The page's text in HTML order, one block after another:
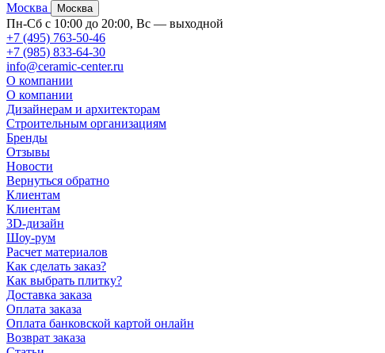
Москва
Москва
Пн-Сб с 10:00 до 20:00, Вс — выходной
+7 (495) 763-50-46
+7 (985) 833-64-30
info@ceramic-center.ru
О компании
О компании
Дизайнерам и архитекторам
Строительным организациям
Бренды
Отзывы
Новости
Вернуться обратно
Клиентам
Клиентам
3D-дизайн
Шоу-рум
Расчет материалов
Как сделать заказ?
Как выбрать плитку?
Доставка заказа
Оплата заказа
Оплата банковской картой онлайн
Возврат заказа